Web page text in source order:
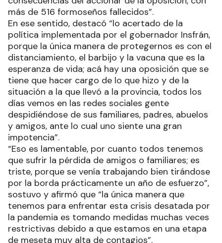
más de 516 formoseños fallecidos”.
En ese sentido, destacó “lo acertado de la
política implementada por el gobernador Insfrán,
porque la única manera de protegernos es con el
distanciamiento, el barbijo y la vacuna que es la
esperanza de vida; acá hay una oposición que se
tiene que hacer cargo de lo que hizo y de la
situación a la que llevó a la provincia, todos los
días vemos en las redes sociales gente
despidiéndose de sus familiares, padres, abuelos
y amigos, ante lo cual uno siente una gran
impotencia”.
“Eso es lamentable, por cuanto todos tenemos
que sufrir la pérdida de amigos o familiares; es
triste, porque se venía trabajando bien tirándose
por la borda prácticamente un año de esfuerzo”,
sostuvo y afirmó que “la única manera que
tenemos para enfrentar esta crisis desatada por
la pandemia es tomando medidas muchas veces
restrictivas debido a que estamos en una etapa
de meseta muy alta de contagios”.